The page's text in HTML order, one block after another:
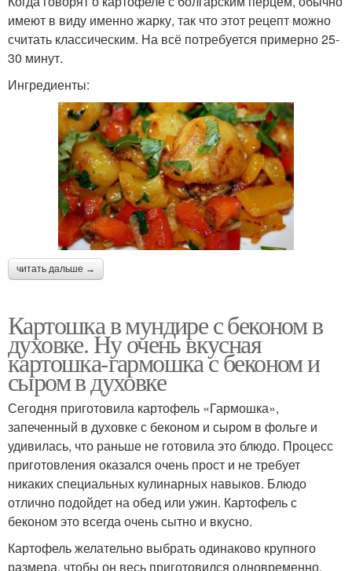
имеют в виду именно жарку, так что этот рецепт можно
считать классическим. На всё потребуется примерно 25-
30 минут.
Ингредиенты:
читать дальше →
Картошка в мундире с беконом в
духовке. Ну очень вкусная
картошка-гармошка с беконом и
сыром в духовке
Сегодня приготовила картофель «Гармошка»,
запеченный в духовке с беконом и сыром в фольге и
удивилась, что раньше не готовила это блюдо. Процесс
приготовления оказался очень прост и не требует
никаких специальных кулинарных навыков. Блюдо
отлично подойдет на обед или ужин. Картофель с
беконом это всегда очень сытно и вкусно.
Картофель желательно выбрать одинаково крупного
размера, чтобы он весь приготовился одновременно.